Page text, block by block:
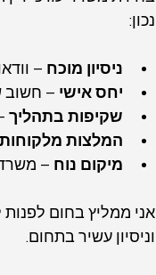
נכון:
ניסיון מוכח –
יחס אישי – חשוב
שקיפות בתהליך
המלצות
מיקום נוח – משרד
אני ממליץ בחום לפנות
וניסיון עשיר בתחום.